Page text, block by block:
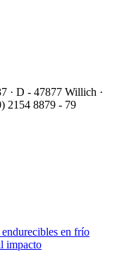
· D - 47877 Willich ·
2154 8879 - 79
en frío
impacto